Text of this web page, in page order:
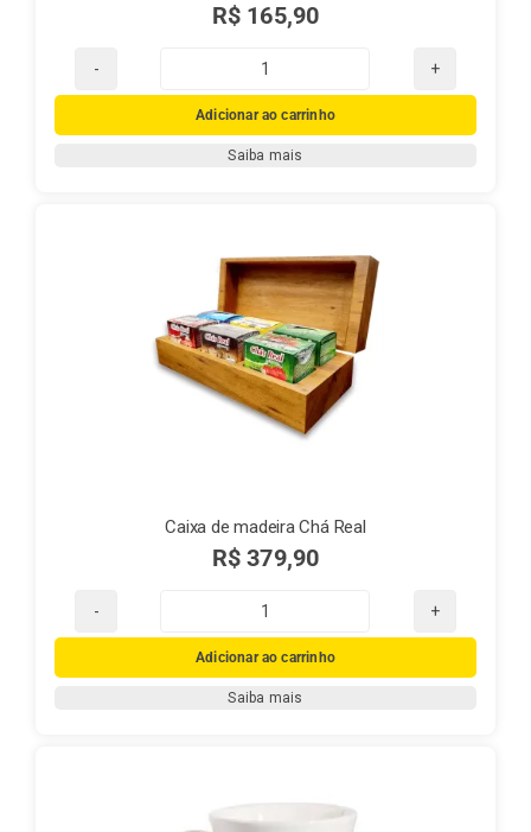
R$165,90
Bichinho
de
Amigurumi
Adicionar ao carrinho
Saiba mais
Caixa de madeira Chá Real
R$379,90
Caixa
de
madeira
Adicionar ao carrinho
Saiba mais